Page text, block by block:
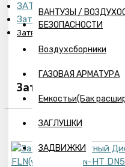
ВАНТУЗЫ /
БЕЗОПАСНОСТИ
Воздухсборники
ГАЗОВАЯ АРМАТУРА
Емкостьи(Бак
ЗАГЛУШКИ
ЗАДВИЖКИ
ЗАТВОРЫ
Затворы ГРАНВЭЛ ЗПСС
Затворы ГРАНВЭЛ ЗПТЛ
Затворы ГРАНВЭЛ